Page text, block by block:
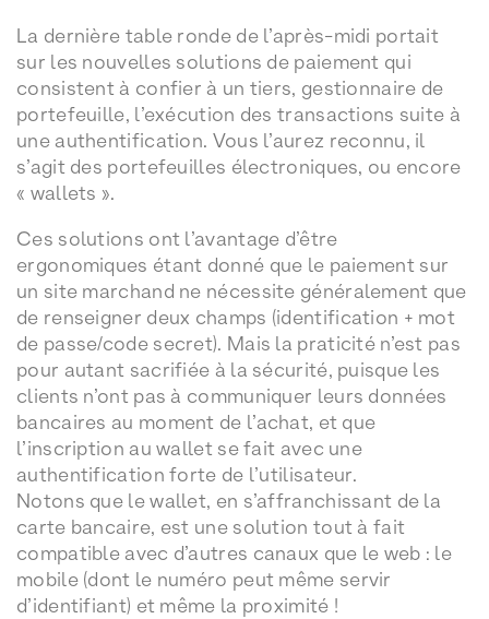
La dernière table ronde de l’après-midi portait
sur les nouvelles solutions de paiement qui
consistent à confier à un tiers, gestionnaire de
portefeuille, l’exécution des transactions suite à
une authentification. Vous l’aurez reconnu, il
s’agit des portefeuilles électroniques, ou encore
« wallets ».
Ces solutions ont l’avantage d’être
ergonomiques étant donné que le paiement sur
un site marchand ne nécessite généralement que
de renseigner deux champs (identification + mot
de passe/code secret). Mais la praticité n’est pas
pour autant sacrifiée à la sécurité, puisque les
clients n’ont pas à communiquer leurs données
bancaires au moment de l’achat, et que
l’inscription au wallet se fait avec une
authentification forte de l’utilisateur.
Notons que le wallet, en s’affranchissant de la
carte bancaire, est une solution tout à fait
compatible avec d’autres canaux que le web : le
mobile (dont le numéro peut même servir
d’identifiant) et même la proximité !